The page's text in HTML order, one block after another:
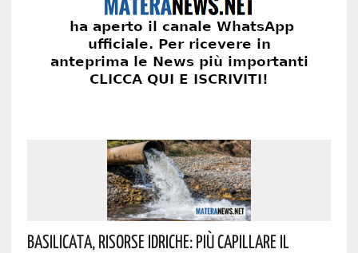
Basilicata, Risorse Idriche: Più Capillare Il